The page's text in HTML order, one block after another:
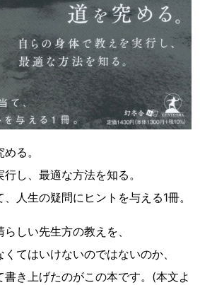
る。
し、最適な方法を知る。
人生の疑問にヒントを与える1冊。
しい先生方の教えを、
てはいけないのではないのか、
き上げたのがこの本です。(本文よ